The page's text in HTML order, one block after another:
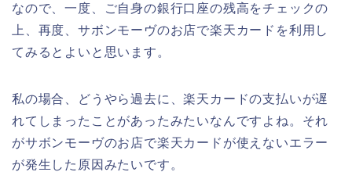
なので、一度、ご自身の銀行口座の残高をチェックの
上、再度、サボンモーヴのお店で楽天カードを利用し
てみるとよいと思います。
私の場合、どうやら過去に、楽天カードの支払いが遅
れてしまったことがあったみたいなんですよね。それ
がサボンモーヴのお店で楽天カードが使えないエラー
が発生した原因みたいです。